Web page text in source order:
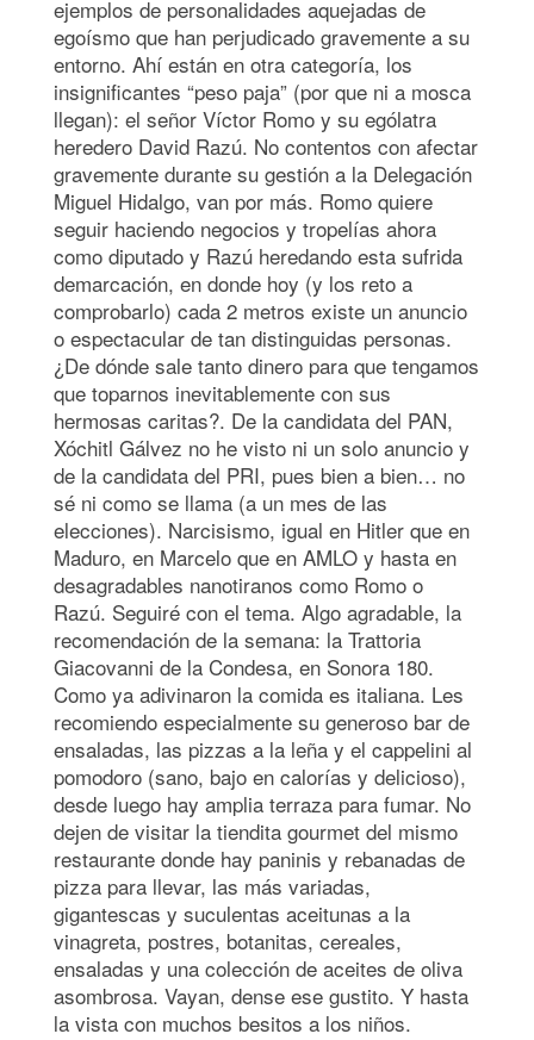
ejemplos de personalidades aquejadas de
egoísmo que han perjudicado gravemente a su
entorno. Ahí están en otra categoría, los
insignificantes “peso paja” (por que ni a mosca
llegan): el señor Víctor Romo y su ególatra
heredero David Razú. No contentos con afectar
gravemente durante su gestión a la Delegación
Miguel Hidalgo, van por más. Romo quiere
seguir haciendo negocios y tropelías ahora
como diputado y Razú heredando esta sufrida
demarcación, en donde hoy (y los reto a
comprobarlo) cada 2 metros existe un anuncio
o espectacular de tan distinguidas personas.
¿De dónde sale tanto dinero para que tengamos
que toparnos inevitablemente con sus
hermosas caritas?. De la candidata del PAN,
Xóchitl Gálvez no he visto ni un solo anuncio y
de la candidata del PRI, pues bien a bien… no
sé ni como se llama (a un mes de las
elecciones). Narcisismo, igual en Hitler que en
Maduro, en Marcelo que en AMLO y hasta en
desagradables nanotiranos como Romo o
Razú. Seguiré con el tema. Algo agradable, la
recomendación de la semana: la Trattoria
Giacovanni de la Condesa, en Sonora 180.
Como ya adivinaron la comida es italiana. Les
recomiendo especialmente su generoso bar de
ensaladas, las pizzas a la leña y el cappelini al
pomodoro (sano, bajo en calorías y delicioso),
desde luego hay amplia terraza para fumar. No
dejen de visitar la tiendita gourmet del mismo
restaurante donde hay paninis y rebanadas de
pizza para llevar, las más variadas,
gigantescas y suculentas aceitunas a la
vinagreta, postres, botanitas, cereales,
ensaladas y una colección de aceites de oliva
asombrosa. Vayan, dense ese gustito. Y hasta
la vista con muchos besitos a los niños.